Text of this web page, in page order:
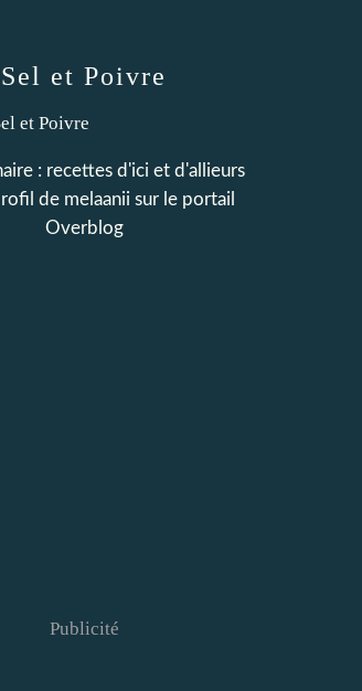
Sel et Poivre
: recettes d'ici et d'allieurs
de melaanii sur le portail
Overblog
Publicité